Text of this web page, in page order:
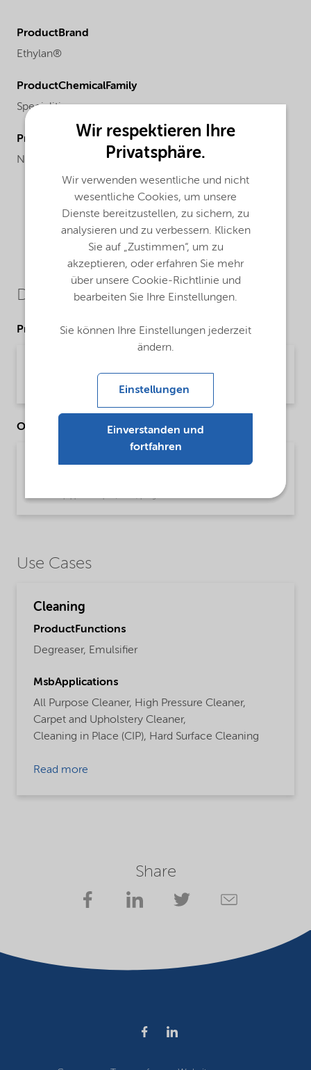
ProductBrand
Ethylan®
ProductChemicalFamily
Specialities
ProductChemicalsName
Non-ionic surfactant
Downloads
Product Data Sheets
Product Data Sheet | application/pdf (35,9 KB) | English
Other Documents
Brochure Cleaning - EMEA product catalog
Use Cases
Cleaning
ProductFunctions
Degreaser, Emulsifier
MsbApplications
All Purpose Cleaner, High Pressure Cleaner,
Carpet and Upholstery Cleaner,
Cleaning in Place (CIP), Hard Surface Cleaning
Read more
Share
Wir respektieren Ihre
Privatsphäre.
Wir verwenden wesentliche und nicht
wesentliche Cookies, um unsere
Dienste bereitzustellen, zu sichern, zu
analysieren und zu verbessern. Klicken
Sie auf „Zustimmen“, um zu
akzeptieren, oder erfahren Sie mehr
über unsere Cookie-Richtlinie und
bearbeiten Sie Ihre Einstellungen.
Sie können Ihre Einstellungen jederzeit
ändern.
Einstellungen
Einverstanden und
fortfahren